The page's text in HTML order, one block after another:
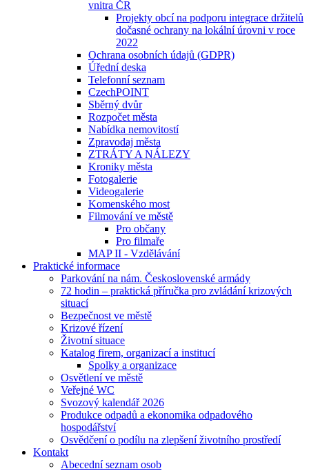
vnitra ČR
Projekty obcí na podporu integrace držitelů
dočasné ochrany na lokální úrovni v roce
2022
Ochrana osobních údajů (GDPR)
Úřední deska
Telefonní seznam
CzechPOINT
Sběrný dvůr
Rozpočet města
Nabídka nemovitostí
Zpravodaj města
ZTRÁTY A NÁLEZY
Kroniky města
Fotogalerie
Videogalerie
Komenského most
Filmování ve městě
Pro občany
Pro filmaře
MAP II - Vzdělávání
Praktické informace
Parkování na nám. Československé armády
72 hodin – praktická příručka pro zvládání krizových
situací
Bezpečnost ve městě
Krizové řízení
Životní situace
Katalog firem, organizací a institucí
Spolky a organizace
Osvětlení ve městě
Veřejné WC
Svozový kalendář 2026
Produkce odpadů a ekonomika odpadového
hospodářství
Osvědčení o podílu na zlepšení životního prostředí
Kontakt
Abecední seznam osob